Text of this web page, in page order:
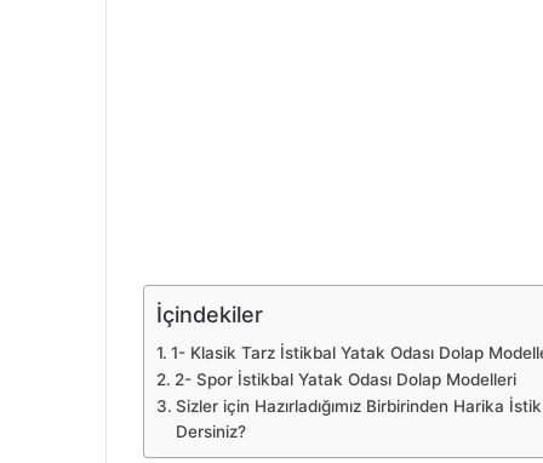
İçindekiler
1- Klasik Tarz İstikbal Yatak Odası Dolap
2- Spor İstikbal Yatak Odası Dolap Modelleri
Sizler için Hazırladığımız Birbirinden Harika
Dersiniz?